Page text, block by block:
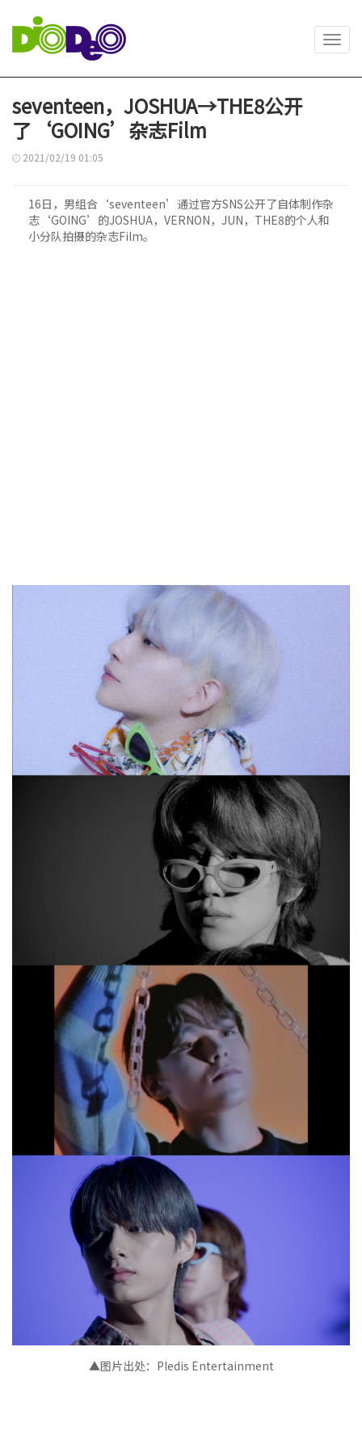
seventeen，JOSHUA→THE8公开
了‘GOING’杂志Film
2021/02/19 01:05
16日，男组合‘seventeen’通过官方SNS公开了自体制作杂
志‘GOING’的JOSHUA，VERNON，JUN，THE8的个人和
小分队拍摄的杂志Film。
▲图片出处：Pledis Entertainment